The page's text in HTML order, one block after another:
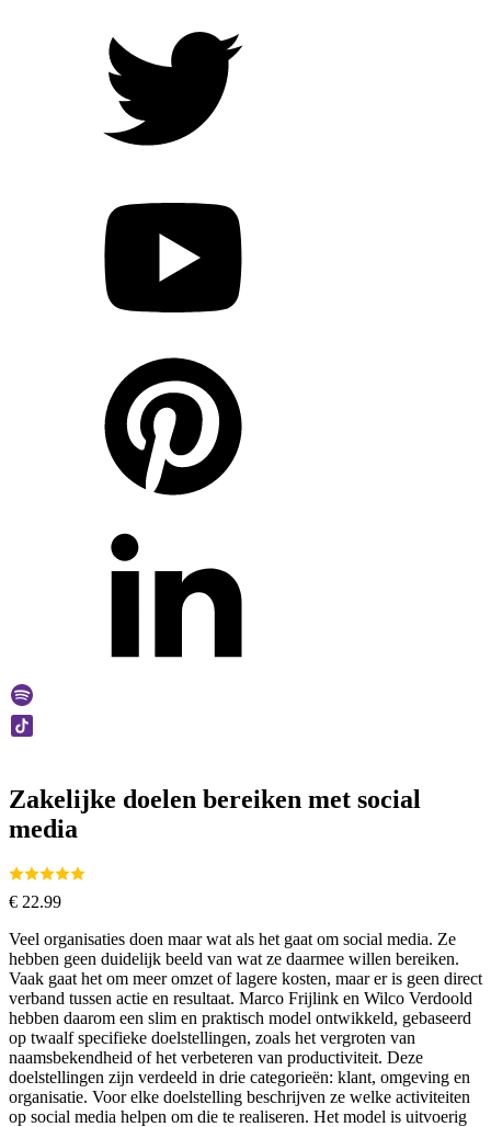
Zakelijke doelen bereiken met social
media
€ 22.99
Veel organisaties doen maar wat als het gaat om social media. Ze
hebben geen duidelijk beeld van wat ze daarmee willen bereiken.
Vaak gaat het om meer omzet of lagere kosten, maar er is geen direct
verband tussen actie en resultaat. Marco Frijlink en Wilco Verdoold
hebben daarom een slim en praktisch model ontwikkeld, gebaseerd
op twaalf specifieke doelstellingen, zoals het vergroten van
naamsbekendheid of het verbeteren van productiviteit. Deze
doelstellingen zijn verdeeld in drie categorieën: klant, omgeving en
organisatie. Voor elke doelstelling beschrijven ze welke activiteiten
op social media helpen om die te realiseren. Het model is uitvoerig